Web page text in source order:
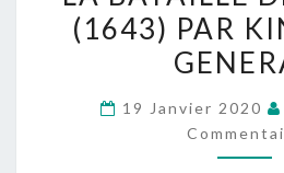
DE
PAR
(1643) PAR
19 Janvier 2020